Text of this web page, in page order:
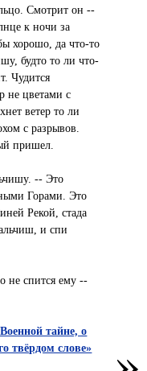
Смотрит он --
к ночи за
хорошо, да что-то
будто то ли что-
Чудится
не цветами с
ветер то ли
с разрывов.
пришел.
-- Это
Горами. Это
Рекой, стада
и спи
не спится ему --
тайне, о
твёрдом слове»